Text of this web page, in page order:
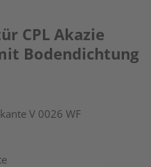
CPL Akazie
Bodendichtung
V 0026 WF